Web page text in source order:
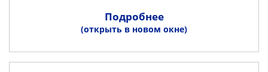
Подробнее
(открыть в новом окне)